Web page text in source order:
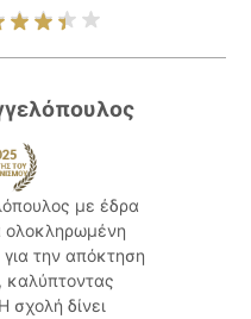
με έδρα
ολοκληρωμένη
την απόκτηση
καλύπτοντας
σχολή δίνει